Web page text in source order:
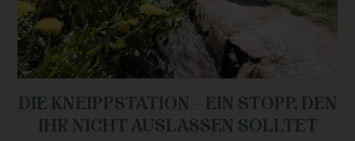
DIE KNEIPPSTATION – EIN STOPP, DEN
IHR NICHT AUSLASSEN SOLLTET